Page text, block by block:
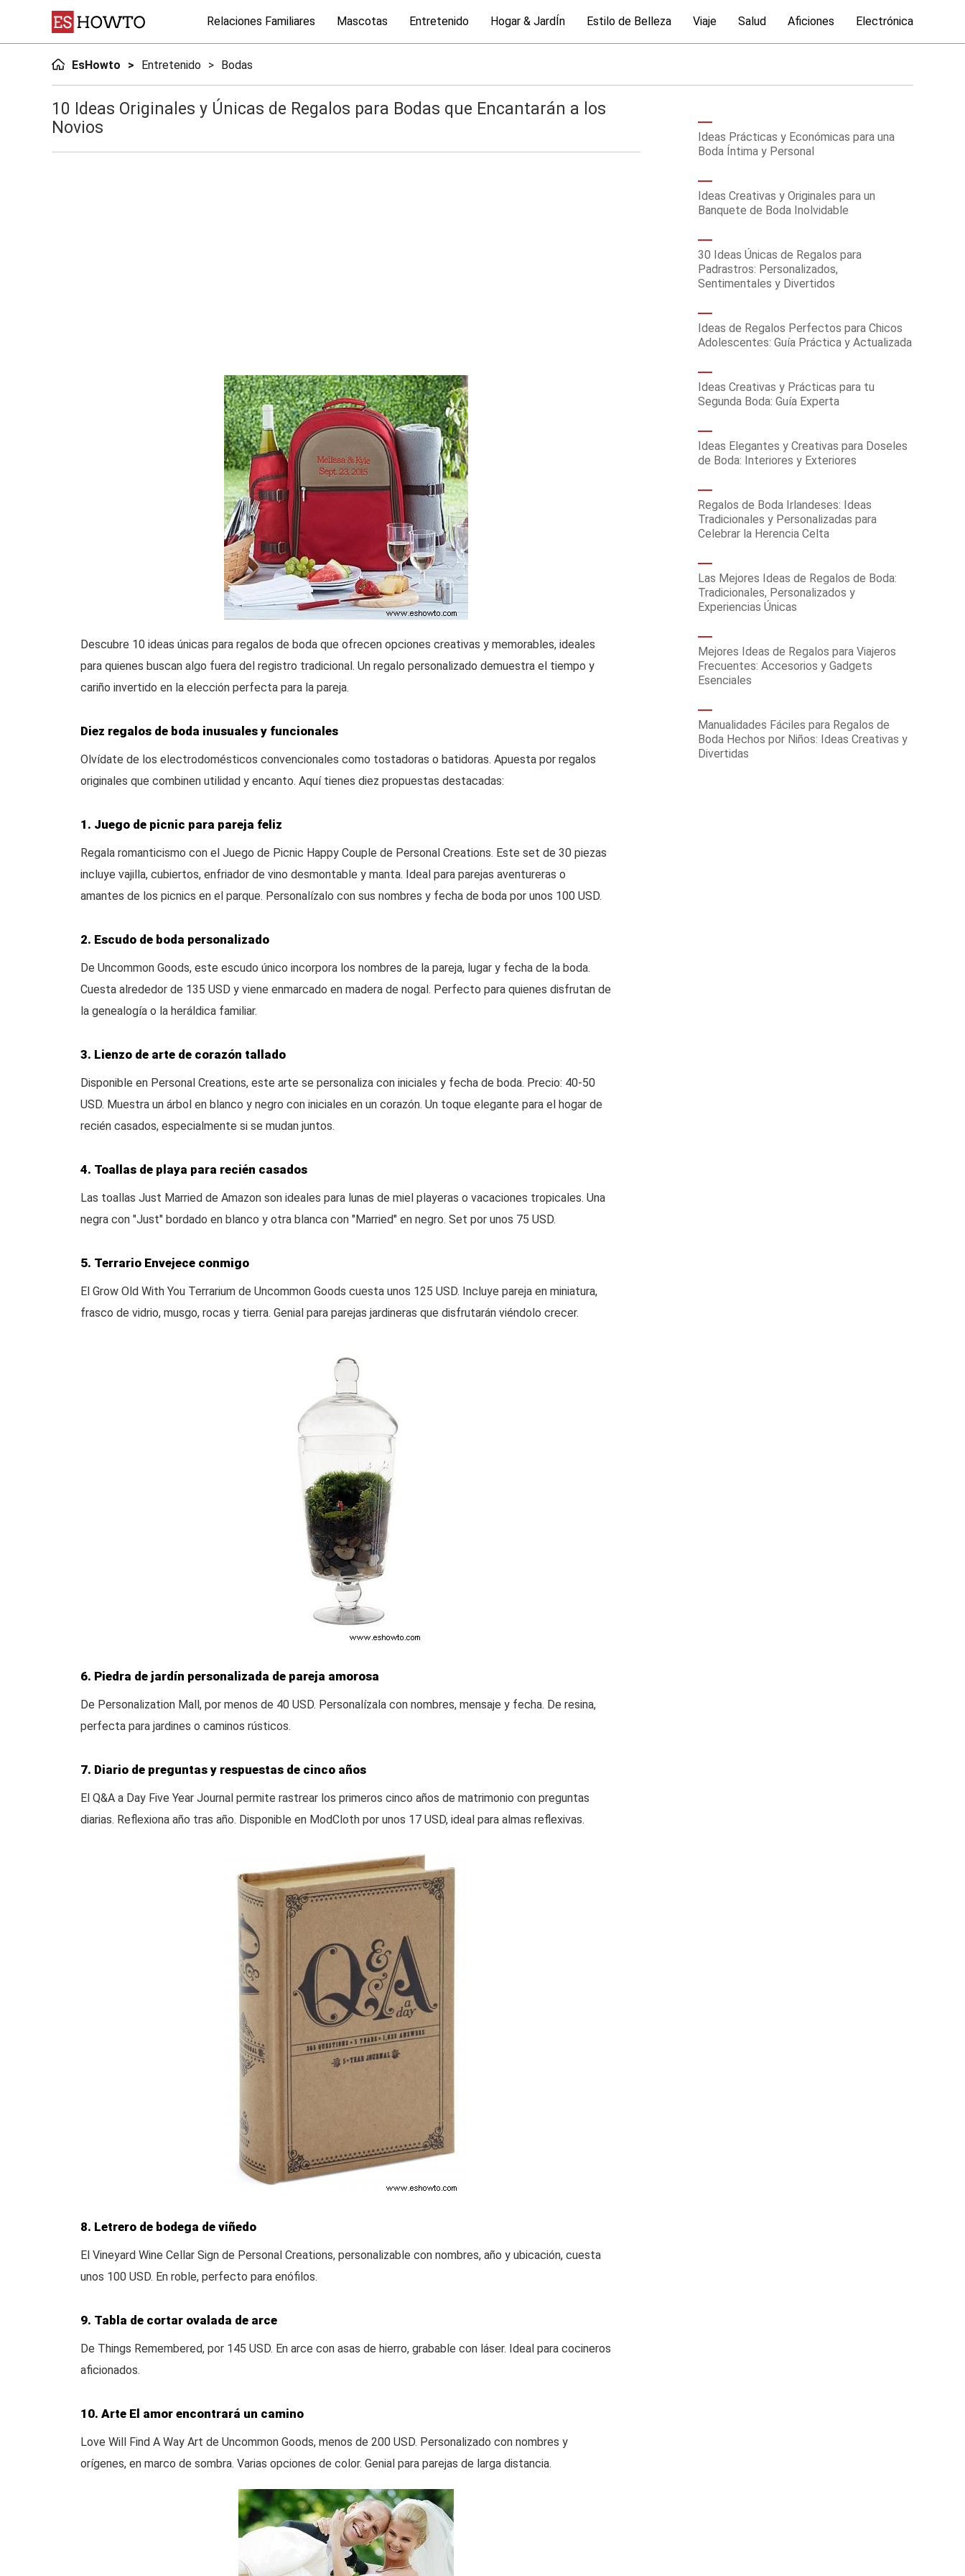
Relaciones Familiares Mascotas Entretenido Hogar & JardÍn Estilo de Belleza Viaje Salud Aficiones Electrónica
EsHowto Entretenido Bodas
10 Ideas Originales y Únicas de Regalos para Bodas que Encantarán a los
Novios
Descubre 10 ideas únicas para regalos de boda que ofrecen opciones creativas y memorables, ideales
para quienes buscan algo fuera del registro tradicional. Un regalo personalizado demuestra el tiempo y
cariño invertido en la elección perfecta para la pareja.
Diez regalos de boda inusuales y funcionales
Olvídate de los electrodomésticos convencionales como tostadoras o batidoras. Apuesta por regalos
originales que combinen utilidad y encanto. Aquí tienes diez propuestas destacadas:
1. Juego de picnic para pareja feliz
Regala romanticismo con el Juego de Picnic Happy Couple de Personal Creations. Este set de 30 piezas
incluye vajilla, cubiertos, enfriador de vino desmontable y manta. Ideal para parejas aventureras o
amantes de los picnics en el parque. Personalízalo con sus nombres y fecha de boda por unos 100 USD.
2. Escudo de boda personalizado
De Uncommon Goods, este escudo único incorpora los nombres de la pareja, lugar y fecha de la boda.
Cuesta alrededor de 135 USD y viene enmarcado en madera de nogal. Perfecto para quienes disfrutan de
la genealogía o la heráldica familiar.
3. Lienzo de arte de corazón tallado
Disponible en Personal Creations, este arte se personaliza con iniciales y fecha de boda. Precio: 40-50
USD. Muestra un árbol en blanco y negro con iniciales en un corazón. Un toque elegante para el hogar de
recién casados, especialmente si se mudan juntos.
4. Toallas de playa para recién casados
Las toallas Just Married de Amazon son ideales para lunas de miel playeras o vacaciones tropicales. Una
negra con "Just" bordado en blanco y otra blanca con "Married" en negro. Set por unos 75 USD.
5. Terrario Envejece conmigo
El Grow Old With You Terrarium de Uncommon Goods cuesta unos 125 USD. Incluye pareja en miniatura,
frasco de vidrio, musgo, rocas y tierra. Genial para parejas jardineras que disfrutarán viéndolo crecer.
6. Piedra de jardín personalizada de pareja amorosa
De Personalization Mall, por menos de 40 USD. Personalízala con nombres, mensaje y fecha. De resina,
perfecta para jardines o caminos rústicos.
7. Diario de preguntas y respuestas de cinco años
El Q&A a Day Five Year Journal permite rastrear los primeros cinco años de matrimonio con preguntas
diarias. Reflexiona año tras año. Disponible en ModCloth por unos 17 USD, ideal para almas reflexivas.
8. Letrero de bodega de viñedo
El Vineyard Wine Cellar Sign de Personal Creations, personalizable con nombres, año y ubicación, cuesta
unos 100 USD. En roble, perfecto para enófilos.
9. Tabla de cortar ovalada de arce
De Things Remembered, por 145 USD. En arce con asas de hierro, grabable con láser. Ideal para cocineros
aficionados.
10. Arte El amor encontrará un camino
Love Will Find A Way Art de Uncommon Goods, menos de 200 USD. Personalizado con nombres y
orígenes, en marco de sombra. Varias opciones de color. Genial para parejas de larga distancia.
Ideas Prácticas y Económicas para una
Boda Íntima y Personal
Ideas Creativas y Originales para un
Banquete de Boda Inolvidable
30 Ideas Únicas de Regalos para
Padrastros: Personalizados,
Sentimentales y Divertidos
Ideas de Regalos Perfectos para Chicos
Adolescentes: Guía Práctica y Actualizada
Ideas Creativas y Prácticas para tu
Segunda Boda: Guía Experta
Ideas Elegantes y Creativas para Doseles
de Boda: Interiores y Exteriores
Regalos de Boda Irlandeses: Ideas
Tradicionales y Personalizadas para
Celebrar la Herencia Celta
Las Mejores Ideas de Regalos de Boda:
Tradicionales, Personalizados y
Experiencias Únicas
Mejores Ideas de Regalos para Viajeros
Frecuentes: Accesorios y Gadgets
Esenciales
Manualidades Fáciles para Regalos de
Boda Hechos por Niños: Ideas Creativas y
Divertidas